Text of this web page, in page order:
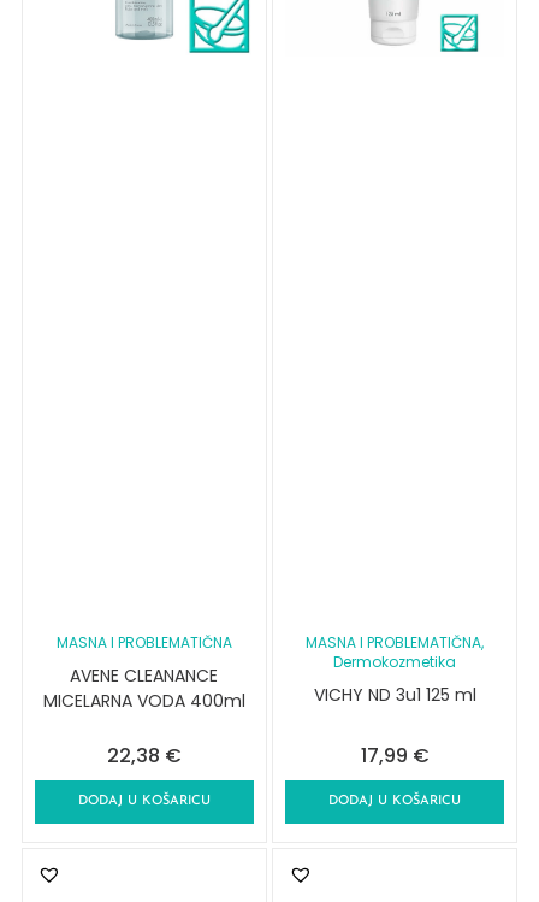
MASNA I PROBLEMATIČNA
AVENE CLEANANCE
MICELARNA VODA 400ml
22,38 €
DODAJ U KOŠARICU
MASNA I PROBLEMATIČNA,
Dermokozmetika
VICHY ND 3u1 125 ml
17,99 €
DODAJ U KOŠARICU